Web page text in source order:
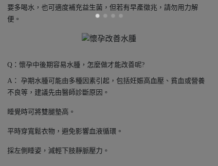
要多喝水，也可適度補充益生菌，但若有早產徵兆，請勿用力解
便。
Q：懷孕中後期容易水腫，怎麼做才能改善呢?
A： 孕期水腫可能由多種因素引起，包括妊娠高血壓、貧血或營養
不良等，建議先由醫師診斷原因。
睡覺時可將雙腿墊高。
平時穿寬鬆衣物，避免影響血液循環。
採左側睡姿，減輕下肢靜脈壓力。